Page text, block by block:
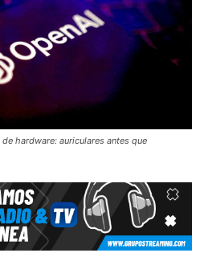
hardware: auriculares antes que